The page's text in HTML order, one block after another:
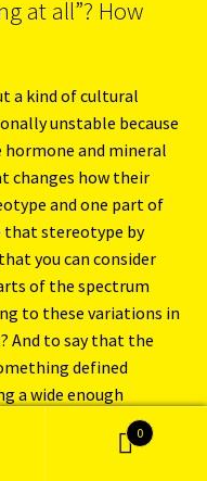
at all”? How
a kind of cultural
unstable because
and mineral
changes how their
and one part of
that stereotype by
you can consider
of the spectrum
to these variations in
And to say that the
defined
a wide enough
spectrum that occur
part of the song.
0